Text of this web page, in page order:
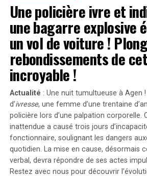
Divergences dans les Arguments
En réponse aux allégations portées
juridique défendant Shyamalan
Basgallop, le créateur britannique
Servant, avait commencé à
avant la sortie du film de Francesca
« Elle cherche simplement à tirer
qu’elle n’a pas conçu », a affirmé
Amadi lors du procès.En 2020, une
avait été rejetée ; néanmoins, la
rouvert l’affaire en considérant
légitime concernant les « similarités
Une policière ivre et
une bagarre explosive
un vol de voiture !
rebondissements de
incroyable !
Actualité : Une nuit tumultueuse à Agen
d’ivresse, une femme d’une trentaine
policière lors d’une palpation corporelle.
inattendue a causé trois jours
fonctionnaire, soulignant les dangers
quotidien. La mise en cause, désormais
verbal, devra répondre de ses actes
Restez avec nous pour découvrir